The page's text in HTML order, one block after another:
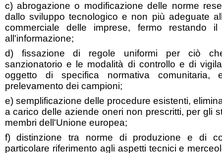
c) abrogazione o modificazione delle norme
dallo sviluppo tecnologico e non più adeguate
commerciale delle imprese, fermo restando
all'informazione;
d) fissazione di regole uniformi per ciò
sanzionatorio e le modalità di controllo e di
oggetto di specifica normativa
prelevamento dei campioni;
e) semplificazione delle procedure esistenti,
a carico delle aziende oneri non prescritti, per gli
membri dell'Unione europea;
f) distinzione tra norme di produzione e di
particolare riferimento agli aspetti tecnici e